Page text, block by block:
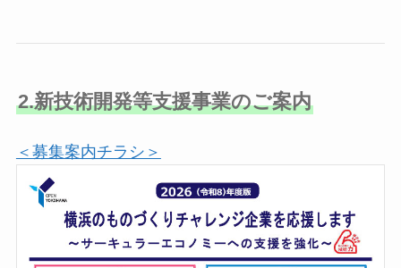
2.新技術開発等支援事業のご案内
＜募集案内チラシ＞